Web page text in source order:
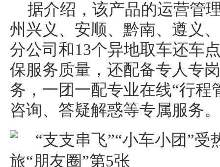
据介绍，该产品的运营管
州兴义、安顺、黔南、遵义
分公司和13个异地取车还车
保服务质量，还配备专人专
务，一团一配专业在线“行程
咨询、答疑解惑等专属服务。